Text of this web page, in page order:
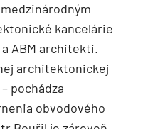
kancelárie
ABM architekti.
architektonickej
pochádza
obvodového